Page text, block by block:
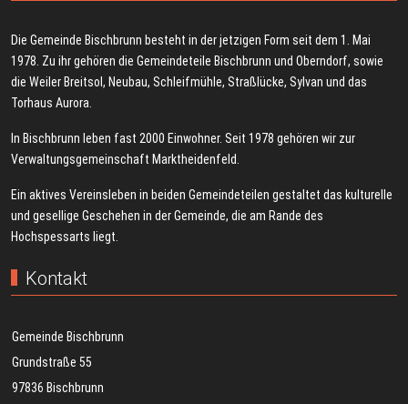
Die Gemeinde Bischbrunn besteht in der jetzigen Form seit dem 1. Mai
1978. Zu ihr gehören die Gemeindeteile Bischbrunn und Oberndorf, sowie
die Weiler Breitsol, Neubau, Schleifmühle, Straßlücke, Sylvan und das
Torhaus Aurora.
In Bischbrunn leben fast 2000 Einwohner. Seit 1978 gehören wir zur
Verwaltungsgemeinschaft Marktheidenfeld.
Ein aktives Vereinsleben in beiden Gemeindeteilen gestaltet das kulturelle
und gesellige Geschehen in der Gemeinde, die am Rande des
Hochspessarts liegt.
Kontakt
Gemeinde Bischbrunn
Grundstraße 55
97836 Bischbrunn